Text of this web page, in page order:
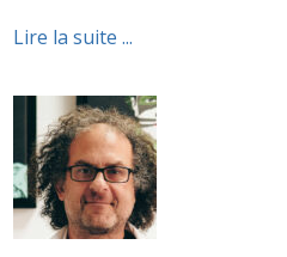
Lire la suite ...